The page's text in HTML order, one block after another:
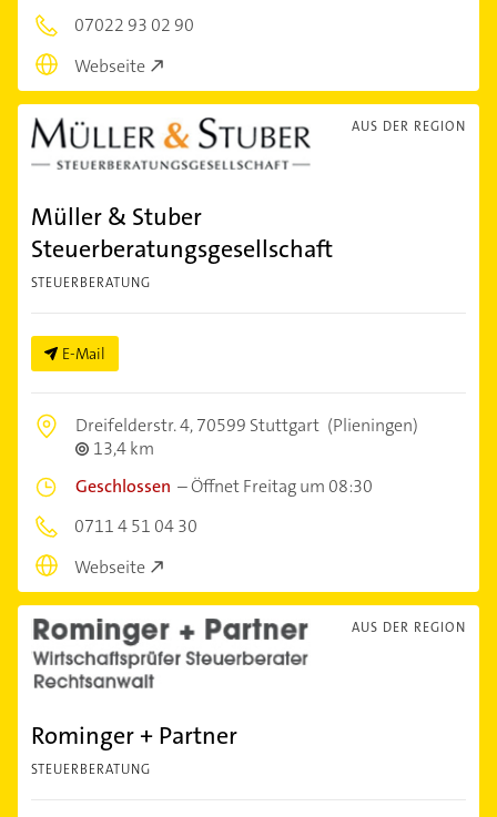
07022 93 02 90
Webseite
AUS DER REGION
Müller & Stuber
Steuerberatungsgesellschaft
STEUERBERATUNG
E-Mail
Dreifelderstr. 4,70599 Stuttgart (Plieningen)
13,4 km
Geschlossen –Öffnet Freitag um 08:30
0711 4 51 04 30
Webseite
AUS DER REGION
Rominger + Partner
STEUERBERATUNG